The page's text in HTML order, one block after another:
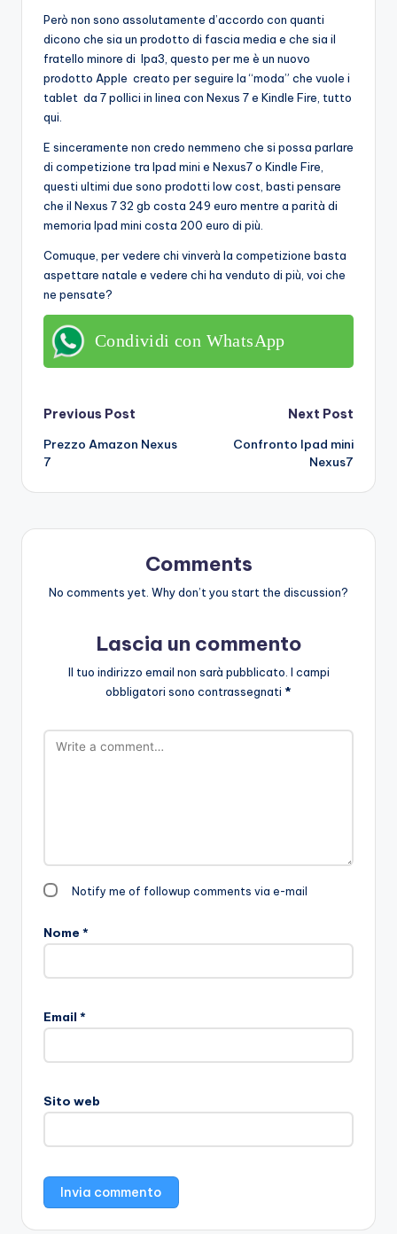
Però non sono assolutamente d’accordo con quanti
dicono che sia un prodotto di fascia media e che sia il
fratello minore di Ipa3, questo per me è un nuovo
prodotto Apple creato per seguire la “moda” che vuole i
tablet da 7 pollici in linea con Nexus 7 e Kindle Fire, tutto
qui.
E sinceramente non credo nemmeno che si possa parlare
di competizione tra Ipad mini e Nexus7 o Kindle Fire,
questi ultimi due sono prodotti low cost, basti pensare
che il Nexus 7 32 gb costa 249 euro mentre a parità di
memoria Ipad mini costa 200 euro di più.
Comuque, per vedere chi vinverà la competizione basta
aspettare natale e vedere chi ha venduto di più, voi che
ne pensate?
Condividi con WhatsApp
Post
navigation
Previous Post
Prezzo Amazon Nexus
7
Next Post
Confronto Ipad mini
Nexus7
Comments
No comments yet. Why don’t you start the discussion?
Lascia un commento
Il tuo indirizzo email non sarà pubblicato. I campi
obbligatori sono contrassegnati *
Notify me of followup comments via e-mail
Nome *
Email *
Sito web